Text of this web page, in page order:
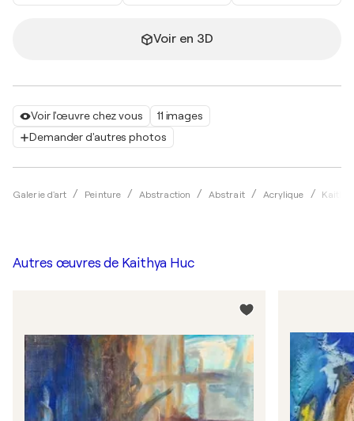
Voir l'œuvre chez vous
11 images
Demander d'autres photos
Galerie d'art Peinture Abstraction Abstrait Acrylique
Voir en 3D
Autres œuvres de Kaithya Huc